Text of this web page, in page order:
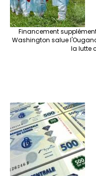
Financement
Washington salue
la lutte